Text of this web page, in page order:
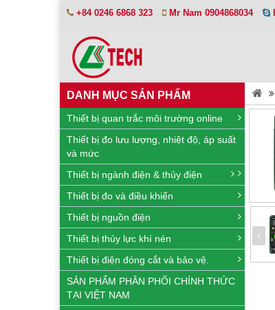
+84 0246 6868 323 Mr Nam 0904868034
DANH MỤC SẢN PHẨM
Thiết bị quan trắc môi trường online
Thiết bị đo lưu lượng, nhiệt độ, áp suất
và mức
Thiết bị ngành điện & thủy điện
Thiết bị đo và điều khiển
Thiết bị nguồn điện
Thiết bị thủy lực khí nén
Thiết bị điện đóng cắt và bảo vệ.
SẢN PHẨM PHÂN PHỐI CHÍNH THỨC
TẠI VIỆT NAM